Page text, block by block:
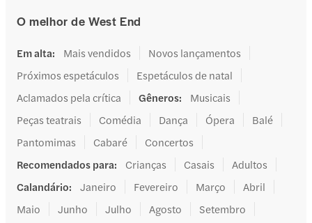
O melhor de West End
Em alta: Mais vendidos
Novos lançamentos
Próximos espetáculos
Espetáculos de natal
Aclamados pela crítica
Gêneros:
Musicais
Peças teatrais
Comédia Dança Ópera
Balé
Pantomimas
Cabaré
Concertos
Recomendados para: Crianças Casais
Adultos
Calandário: Janeiro Fevereiro Março
Abril
Maio
Junho Julho Agosto
Setembro